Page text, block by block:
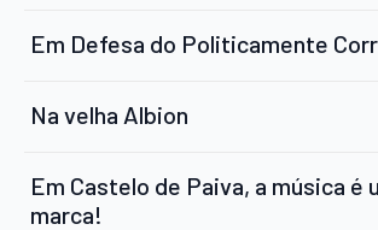
Em Defesa do Politicamente
Na velha Albion
Em Castelo de Paiva, a música é
marca!